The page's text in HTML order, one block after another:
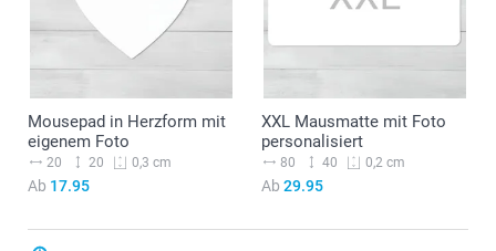
Mousepad in Herzform mit
eigenem Foto
20 20 0,3 cm
Ab 17.95
XXL Mausmatte mit Foto
personalisiert
80 40 0,2 cm
Ab 29.95